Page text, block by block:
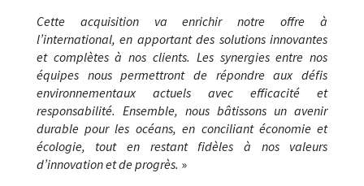
Cette acquisition va enrichir notre offre à
l’international, en apportant des solutions innovantes
et complètes à nos clients. Les synergies entre nos
équipes nous permettront de répondre aux défis
environnementaux actuels avec efficacité et
responsabilité. Ensemble, nous bâtissons un avenir
durable pour les océans, en conciliant économie et
écologie, tout en restant fidèles à nos valeurs
d’innovation et de progrès. »